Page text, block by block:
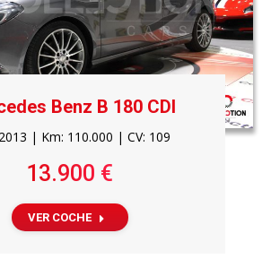
Benz B 180 CDI
| Km: 110.000 | CV: 109
13.900 €
VER COCHE